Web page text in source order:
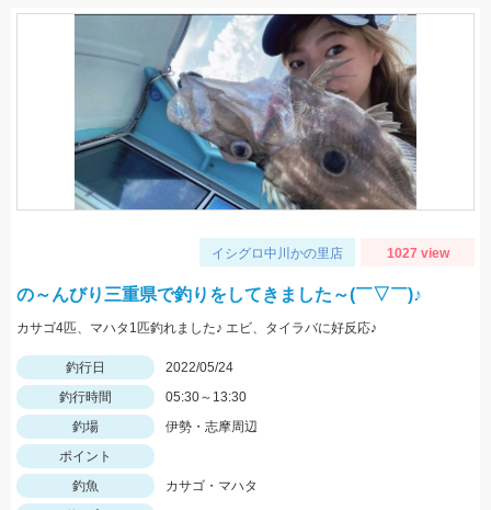
イシグロ中川かの里店 1027 view
の～んびり三重県で釣りをしてきました～(￣▽￣)♪
カサゴ4匹、マハタ1匹釣れました♪ エビ、タイラバに好反応♪
釣行日
2022/05/24
釣行時間
05:30～13:30
釣場
伊勢・志摩周辺
ポイント
釣魚
カサゴ・マハタ